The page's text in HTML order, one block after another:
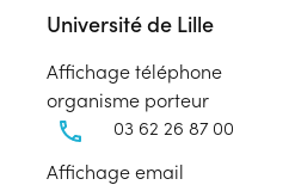
Université de Lille
Affichage téléphone
organisme porteur
03 62 26 87 00
Affichage email